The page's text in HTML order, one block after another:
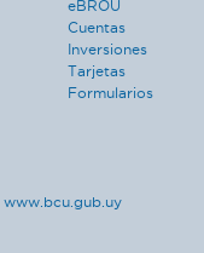
eBROU
Cuentas
Inversiones
Tarjetas
Formularios
www.bcu.gub.uy